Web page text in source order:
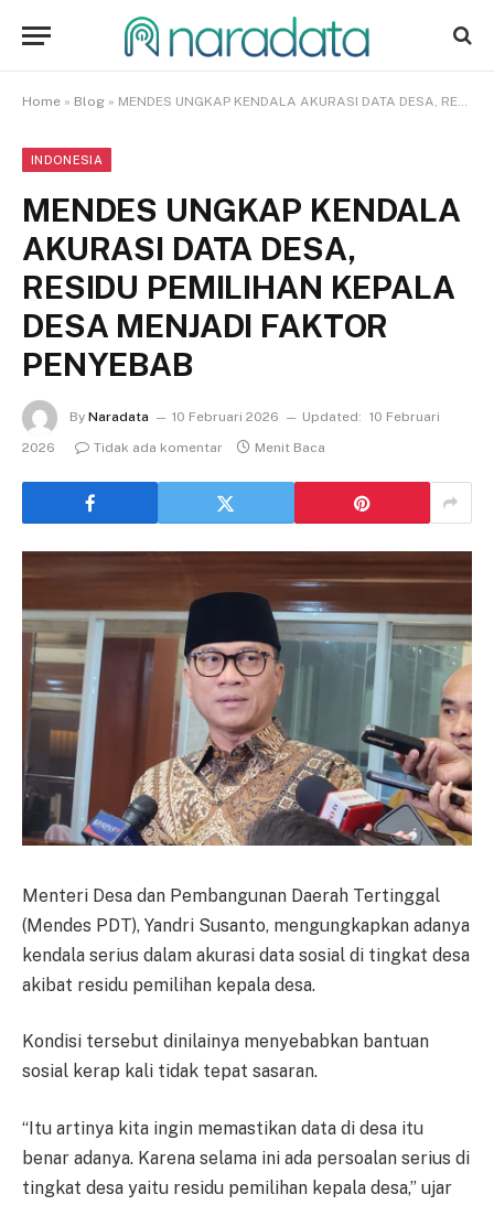
Home » Blog » MENDES UNGKAP KENDALA AKURASI DATA DESA, RESIDU PEMILIHAN KEPALA DESA MENJADI FAKTOR PENYEBAB
INDONESIA
MENDES UNGKAP KENDALA
AKURASI DATA DESA,
RESIDU PEMILIHAN KEPALA
DESA MENJADI FAKTOR
PENYEBAB
By Naradata 10 Februari 2026 Updated: 10 Februari
2026
Tidak ada komentar Menit Baca
Menteri Desa dan Pembangunan Daerah Tertinggal
(Mendes PDT), Yandri Susanto, mengungkapkan adanya
kendala serius dalam akurasi data sosial di tingkat desa
akibat residu pemilihan kepala desa.
Kondisi tersebut dinilainya menyebabkan bantuan
sosial kerap kali tidak tepat sasaran.
“Itu artinya kita ingin memastikan data di desa itu
benar adanya. Karena selama ini ada persoalan serius di
tingkat desa yaitu residu pemilihan kepala desa,” ujar